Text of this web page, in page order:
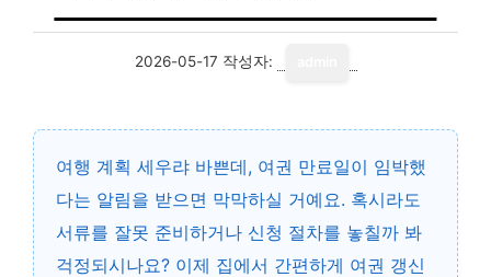
2026-05-17 작성자:
여행 계획 세우랴 바쁜데, 여권 만료일이 임박했
다는 알림을 받으면 막막하실 거예요. 혹시라도
서류를 잘못 준비하거나 신청 절차를 놓칠까 봐
걱정되시나요? 이제 집에서 간편하게 여권 갱신